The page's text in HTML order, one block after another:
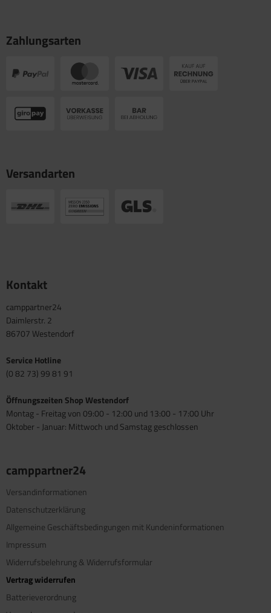
Zahlungsarten
Versandarten
Kontakt
camppartner24
Daimlerstr. 2
86707 Westendorf
Service Hotline
(0 82 73) 99 81 91
Öffnungszeiten Shop Westendorf
Montag - Freitag von 09:00 - 12:00 und 13:00 - 17:00 Uhr
Oktober - Januar: Mittwoch und Samstag geschlossen
camppartner24
Versandinformationen
Datenschutzerklärung
Allgemeine Geschäftsbedingungen mit Kundeninformationen
Impressum
Widerrufsbelehrung & Widerrufsformular
Vertrag widerrufen
Batterieverordnung